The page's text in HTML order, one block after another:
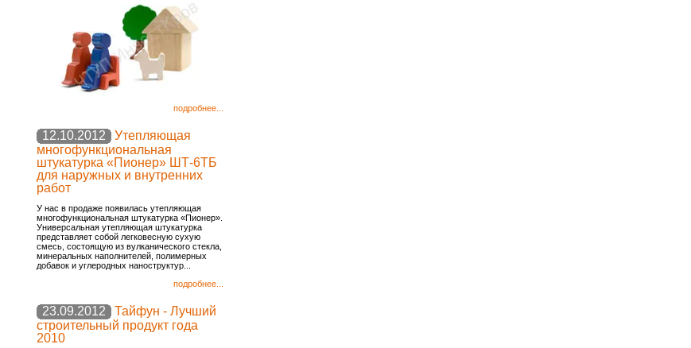
подробнее...
12.10.2012
Утепляющая
многофункциональная
штукатурка «Пионер» ШТ-6ТБ
для наружных и внутренних
работ
У нас в продаже появилась утепляющая
многофункциональная штукатурка «Пионер».
Универсальная утепляющая штукатурка
представляет собой легковесную сухую
смесь, состоящую из вулканического стекла,
минеральных наполнителей, полимерных
добавок и углеродных наноструктур...
подробнее...
23.09.2012
Тайфун - Лучший
строительный продукт года
2010